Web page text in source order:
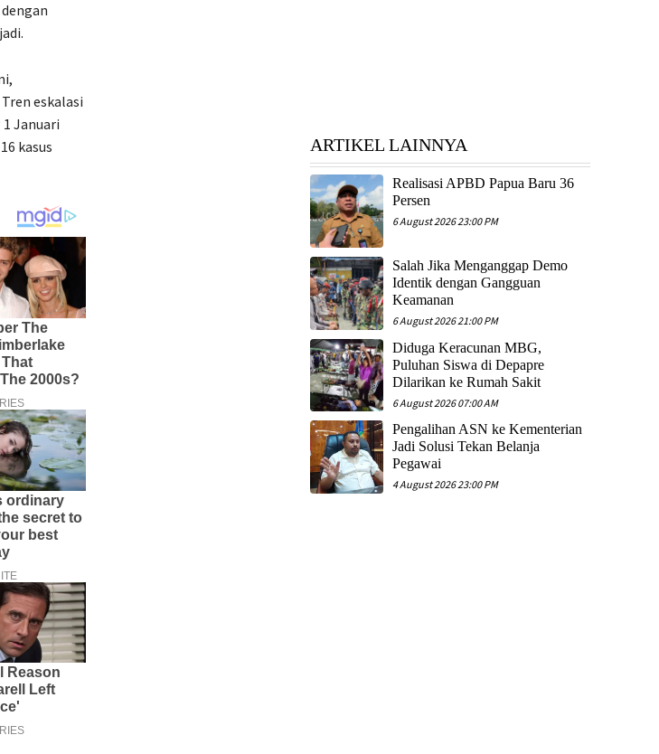
eskalasi
Januari
kasus
ARTIKEL LAINNYA
Realisasi APBD Papua Baru 36
Persen
6 August 2026 23:00 PM
Salah Jika Menganggap Demo
Identik dengan Gangguan
Keamanan
6 August 2026 21:00 PM
Diduga Keracunan MBG,
Puluhan Siswa di Depapre
Dilarikan ke Rumah Sakit
6 August 2026 07:00 AM
Pengalihan ASN ke Kementerian
Jadi Solusi Tekan Belanja
Pegawai
4 August 2026 23:00 PM